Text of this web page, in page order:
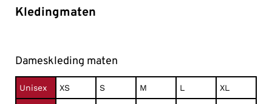
Kledingmaten
Dameskleding maten
Unisex XS S M L XL